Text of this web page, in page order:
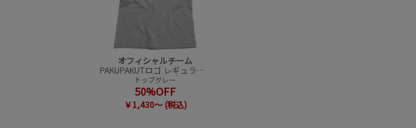
オフィシャルチーム
PAKUPAKUTロゴ レギュラーTシャツ
トップグレー
50%OFF
￥1,430～ (税込)